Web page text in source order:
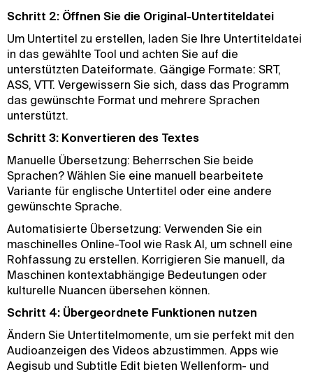
Schritt 2: Öffnen Sie die Original-Untertiteldatei
Um Untertitel zu erstellen, laden Sie Ihre Untertiteldatei
in das gewählte Tool und achten Sie auf die
unterstützten Dateiformate. Gängige Formate: SRT,
ASS, VTT. Vergewissern Sie sich, dass das Programm
das gewünschte Format und mehrere Sprachen
unterstützt.
Schritt 3: Konvertieren des Textes
Manuelle Übersetzung: Beherrschen Sie beide
Sprachen? Wählen Sie eine manuell bearbeitete
Variante für englische Untertitel oder eine andere
gewünschte Sprache.
Automatisierte Übersetzung: Verwenden Sie ein
maschinelles Online-Tool wie Rask AI, um schnell eine
Rohfassung zu erstellen. Korrigieren Sie manuell, da
Maschinen kontextabhängige Bedeutungen oder
kulturelle Nuancen übersehen können.
Schritt 4: Übergeordnete Funktionen nutzen
Ändern Sie Untertitelmomente, um sie perfekt mit den
Audioanzeigen des Videos abzustimmen. Apps wie
Aegisub und Subtitle Edit bieten Wellenform- und